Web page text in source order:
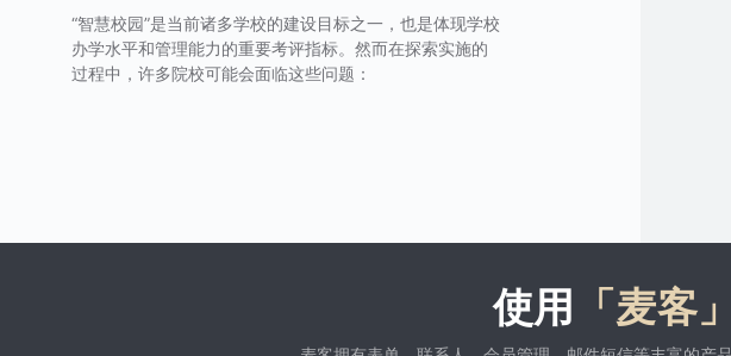
“智慧校园”是当前诸多学校的建设目标之一，也是体现学校
办学水平和管理能力的重要考评指标。然而在探索实施的
过程中，许多院校可能会面临这些问题：
使用 「麦客」